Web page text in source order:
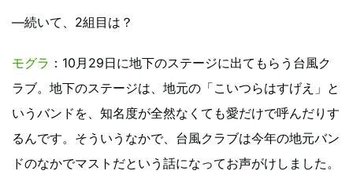
―続いて、2組目は？
モグラ ：10月29日に地下のステージに出てもらう台風ク
ラブ。地下のステージは、地元の「こいつらはすげえ」と
いうバンドを、知名度が全然なくても愛だけで呼んだりす
るんです。そういうなかで、台風クラブは今年の地元バン
ドのなかでマストだという話になってお声がけしました。